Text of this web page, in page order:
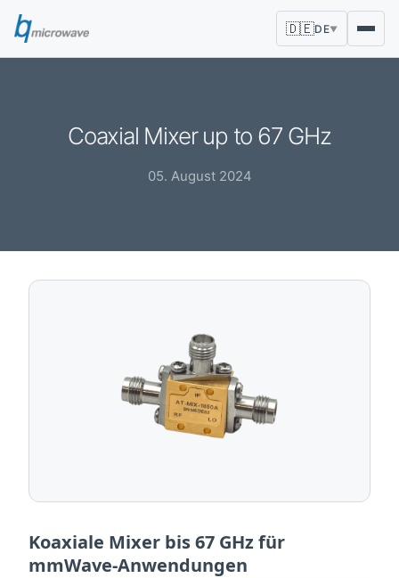
🇩🇪DE▼
Coaxial Mixer up to 67 GHz
05. August 2024
Koaxiale Mixer bis 67 GHz für
mmWave-Anwendungen